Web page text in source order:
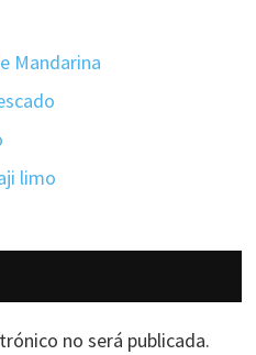
Mandarina
limo
no será publicada.